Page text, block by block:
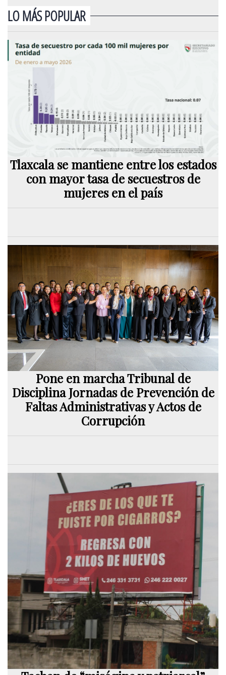
LO MÁS POPULAR
Tlaxcala se mantiene entre los estados
con mayor tasa de secuestros de
mujeres en el país
Pone en marcha Tribunal de
Disciplina Jornadas de Prevención de
Faltas Administrativas y Actos de
Corrupción